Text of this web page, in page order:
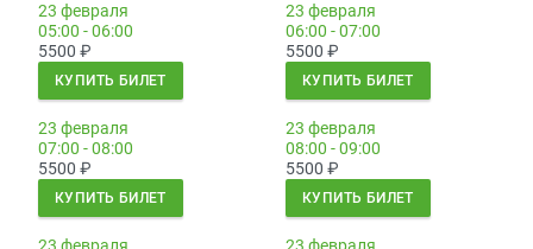
23 февраля
05:00 - 06:00
5500 ₽
КУПИТЬ БИЛЕТ
23 февраля
06:00 - 07:00
5500 ₽
КУПИТЬ БИЛЕТ
23 февраля
07:00 - 08:00
5500 ₽
КУПИТЬ БИЛЕТ
23 февраля
08:00 - 09:00
5500 ₽
КУПИТЬ БИЛЕТ